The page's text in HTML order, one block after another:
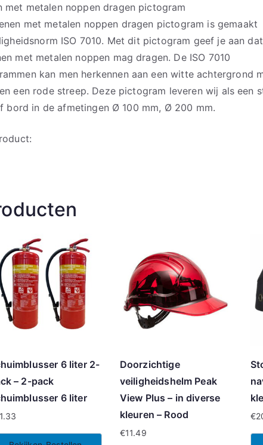
met metalen noppen dragen pictogram
met metalen noppen dragen pictogram is gemaakt
ISO 7010. Met dit pictogram geef je aan dat
met metalen noppen mag dragen. De ISO 7010
kan men herkennen aan een witte achtergrond
een rode streep. Deze pictogram leveren wij als een
bord in de afmetingen Ø 100 mm, Ø 200 mm.
6 liter 2-
– 2-pack
6 liter
Doorzichtige
veiligheidshelm Peak
View Plus – in diverse
kleuren – Rood
€11.49
€